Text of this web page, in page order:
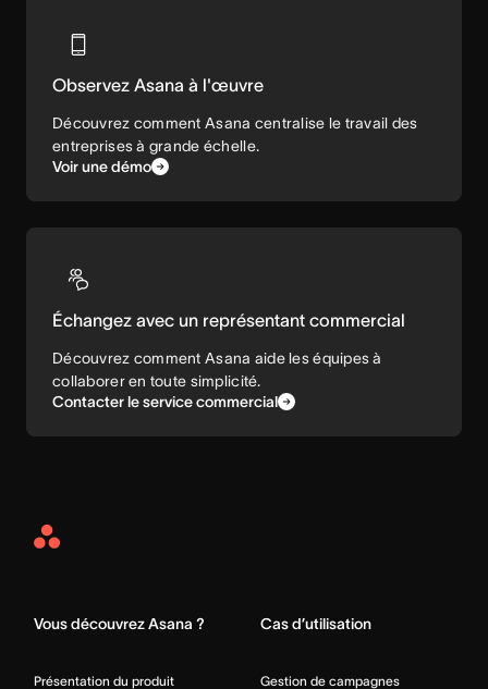
Observez Asana à l'œuvre
Découvrez comment Asana centralise le travail des
entreprises à grande échelle.
Voir une démo
Échangez avec un représentant commercial
Découvrez comment Asana aide les équipes à
collaborer en toute simplicité.
Contacter le service commercial
Asana
Vous découvrez Asana ?
Présentation du produit
Cas d’utilisation
Gestion de campagnes